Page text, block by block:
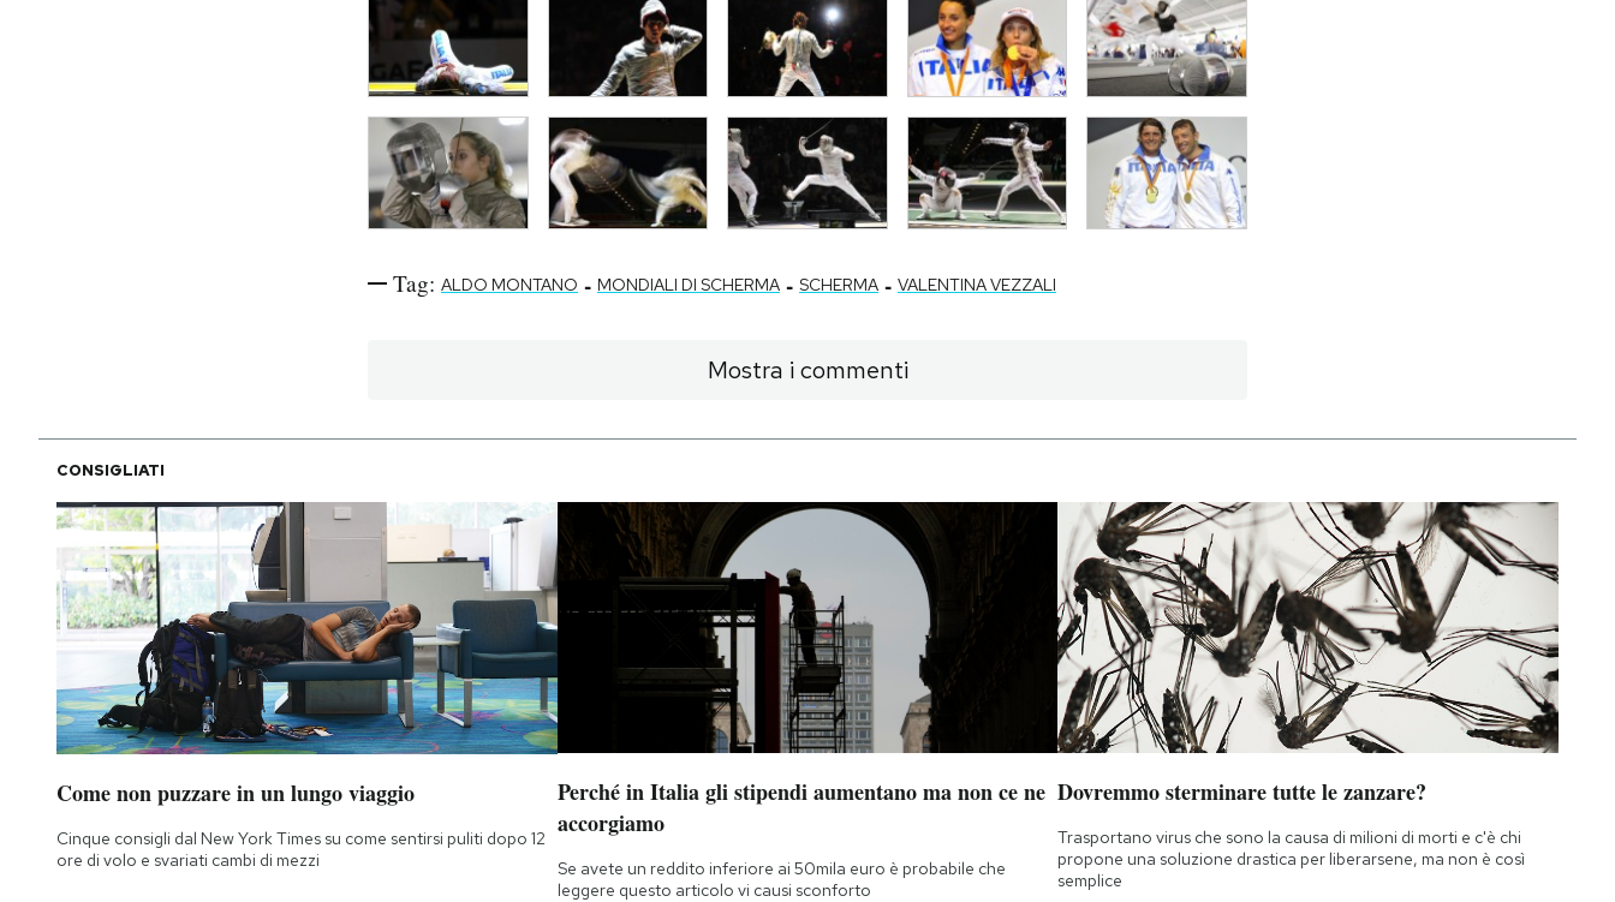
Tag: ALDO MONTANO - MONDIALI DI SCHERMA - SCHERMA - VALENTINA VEZZALI
Mostra i commenti
CONSIGLIATI
Come non puzzare in un lungo viaggio
Cinque consigli dal New York Times su come sentirsi puliti dopo 12
ore di volo e svariati cambi di mezzi
Perché in Italia gli stipendi aumentano ma non ce ne
accorgiamo
Se avete un reddito inferiore ai 50mila euro è probabile che
leggere questo articolo vi causi sconforto
Dovremmo sterminare tutte le zanzare?
Trasportano virus che sono la causa di milioni di morti e c'è chi
propone una soluzione drastica per liberarsene, ma non è così
semplice